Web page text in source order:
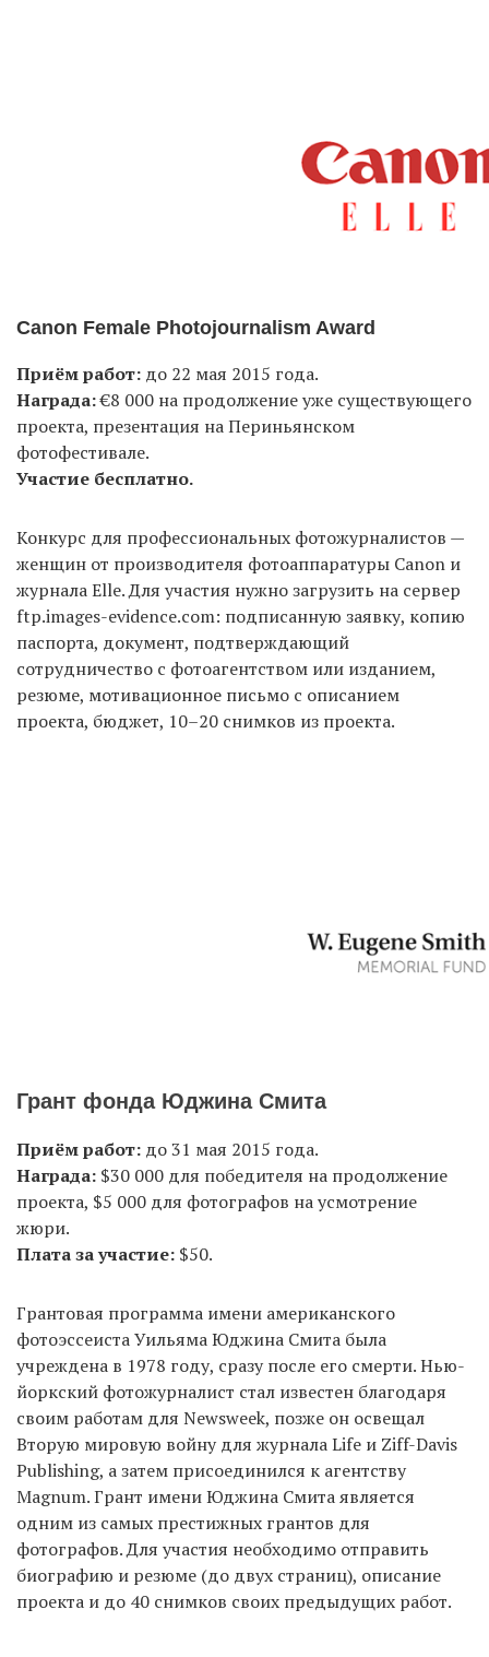
Canon Female Photojournalism Award
Приём работ: до 22 мая 2015 года.
Награда:€8 000 на продолжение уже существующего
проекта, презентация на Периньянском
фотофестивале.
Участие бесплатно.
Конкурс для профессиональных фотожурналистов —
женщин от производителя фотоаппаратуры Canon и
журнала Elle. Для участия нужно загрузить на сервер
ftp.images-evidence.com: подписанную заявку, копию
паспорта, документ, подтверждающий
сотрудничество с фотоагентством или изданием,
резюме, мотивационное письмо с описанием
проекта, бюджет, 10–20 снимков из проекта.
Грант фонда Юджина Смита
Приём работ: до 31 мая 2015 года.
Награда: $30 000 для победителя на продолжение
проекта, $5 000 для фотографов на усмотрение
жюри.
Плата за участие: $50.
Грантовая программа имени американского
фотоэссеиста Уильяма Юджина Смита была
учреждена в 1978 году, сразу после его смерти. Нью-
йоркский фотожурналист стал известен благодаря
своим работам для Newsweek, позже он освещал
Вторую мировую войну для журнала Life и Ziff-Davis
Publishing, а затем присоединился к агентству
Magnum. Грант имени Юджина Смита является
одним из самых престижных грантов для
фотографов. Для участия необходимо отправить
биографию и резюме (до двух страниц), описание
проекта и до 40 снимков своих предыдущих работ.